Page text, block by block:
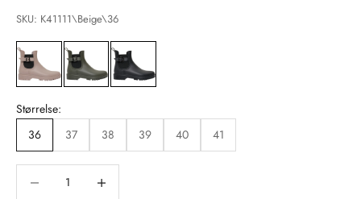
SKU: K41111\Beige\36
Størrelse:
36
37 38 39 40 41